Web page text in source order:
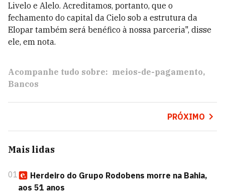
Livelo e Alelo. Acreditamos, portanto, que o
fechamento do capital da Cielo sob a estrutura da
Elopar também será benéfico à nossa parceria", disse
ele, em nota.
Acompanhe tudo sobre: meios-de-pagamento
Bancos
PRÓXIMO
Mais lidas
01
Herdeiro do Grupo Rodobens morre na Bahia,
aos 51 anos